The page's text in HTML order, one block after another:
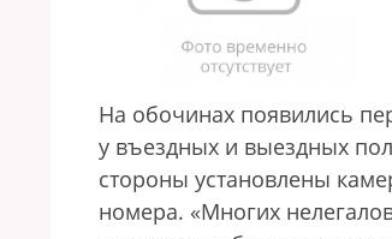
На обочинах появились
у въездных и выездных
стороны установлены
номера. «Многих